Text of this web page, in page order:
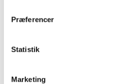
Præferencer
Statistik
Marketing